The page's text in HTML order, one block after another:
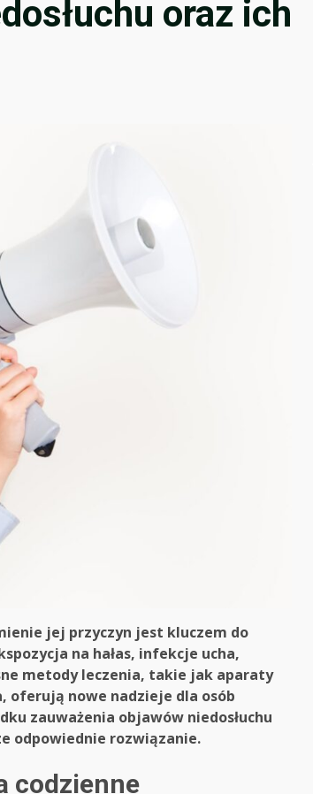
oraz ich
jej przyczyn jest kluczem do
na hałas, infekcje ucha,
metody leczenia, takie jak aparaty
oferują nowe nadzieje dla osób
zauważenia objawów niedosłuchu
odpowiednie rozwiązanie.
codzienne